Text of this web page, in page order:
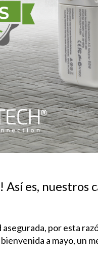
es, nuestros
por esta
a mayo, un